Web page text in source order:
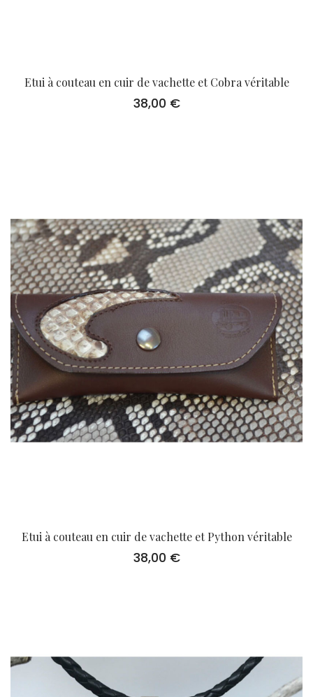
Etui à couteau en cuir de vachette et Cobra véritable
38,00 €
Etui à couteau en cuir de vachette et Python véritable
38,00 €